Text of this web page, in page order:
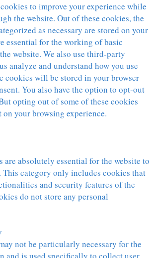
to improve your experience while
the website. Out of these cookies, the
as necessary are stored on your
essential for the working of basic
website. We also use third-party
analyze and understand how you use
cookies will be stored in your browser
You also have the option to opt-out
opting out of some of these cookies
on your browsing experience.
are absolutely essential for the website to
category only includes cookies that
and security features of the
do not store any personal
not be particularly necessary for the